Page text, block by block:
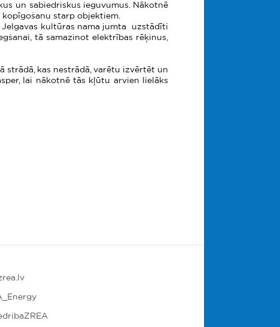
un sabiedriskus ieguvumus. Nākotnē
starp objektiem.
Jelgavas kultūras nama jumta uzstādīti
tā samazinot elektrības rēķinus,
strādā, kas nestrādā, varētu izvērtēt un
lai nākotnē tās kļūtu arvien lielāks